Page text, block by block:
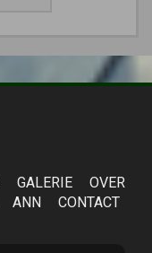
GALERIE
OVER
ANN CONTACT